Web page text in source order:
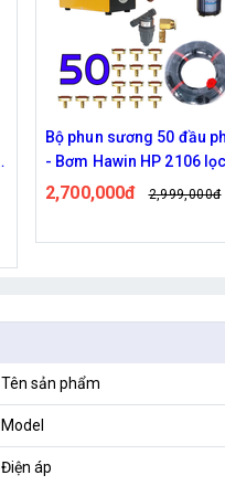
Hệ thống phun sương
mát trọn bộ Daehan DH-
6017 20 béc
1,130,000đ 1,299,000đ
Đã bán: 320
Tên sản phẩm
Model
Điện áp